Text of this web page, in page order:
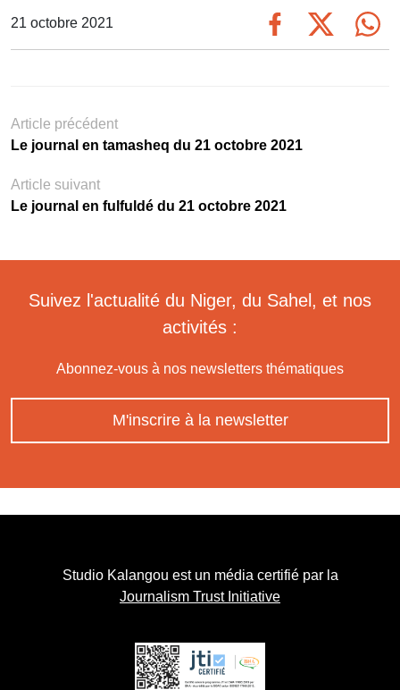
21 octobre 2021
Article précédent
Le journal en tamasheq du 21 octobre 2021
Article suivant
Le journal en fulfuldé du 21 octobre 2021
Suivez l'actualité du Niger, du Sahel, et nos
activités :
Abonnez-vous à nos newsletters thématiques
M'inscrire à la newsletter
Studio Kalangou est un média certifié par la
Journalism Trust Initiative